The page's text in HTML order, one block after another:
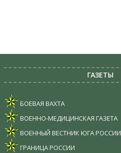
ГАЗЕТЫ
БОЕВАЯ ВАХТА
ВОЕННО-МЕДИЦИНСКАЯ ГАЗЕТА
ВОЕННЫЙ ВЕСТНИК ЮГА РОССИИ
ГРАНИЦА РОССИИ